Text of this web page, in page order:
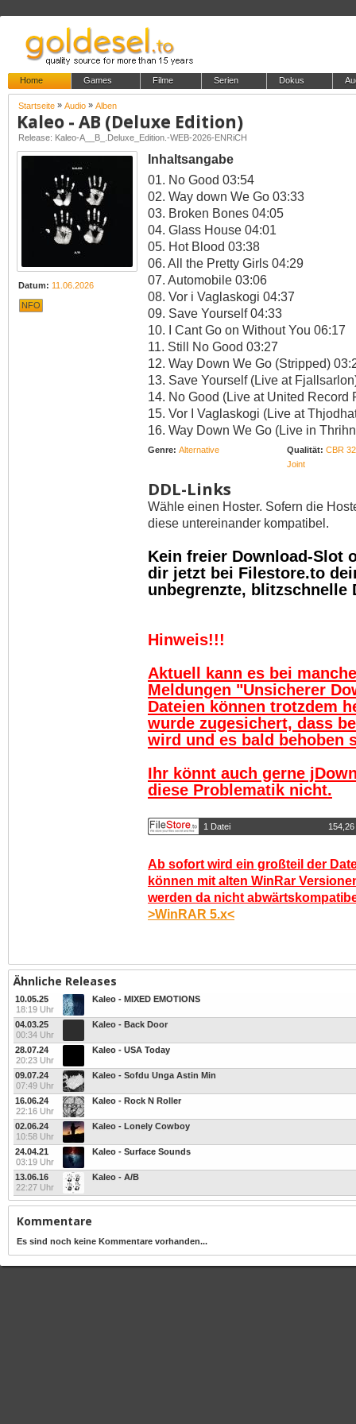
Home Games Filme Serien Dokus
Startseite » Audio » Alben
Kaleo - AB (Deluxe Edition)
Release: Kaleo-A__B_.Deluxe_Edition.-WEB-2026-ENRiCH
Datum: 11.06.2026
NFO
Inhaltsangabe
01. No Good 03:54
02. Way down We Go 03:33
03. Broken Bones 04:05
04. Glass House 04:01
05. Hot Blood 03:38
06. All the Pretty Girls 04:29
07. Automobile 03:06
08. Vor i Vaglaskogi 04:37
09. Save Yourself 04:33
10. I Cant Go on Without You 06:17
11. Still No Good 03:27
12. Way Down We Go (Stripped)
13. Save Yourself (Live at
14. No Good (Live at United Record
15. Vor I Vaglaskogi (Live at
16. Way Down We Go (Live in
Genre: Alternative Qualität: CBR
Joint
DDL-Links
Wähle einen Hoster. Sofern die
diese untereinander kompatibel.
Kein freier Download-Slot
dir jetzt bei Filestore.to
unbegrenzte, blitzschnelle
Hinweis!!!
Aktuell kann es bei
Meldungen "Unsicherer
Dateien können trotzdem
wurde zugesichert, dass
wird und es bald behoben
Ihr könnt auch gerne
diese Problematik nicht.
1 Datei
Ab sofort wird ein großteil der
können mit alten WinRar
werden da nicht
>WinRAR 5.x<
Ähnliche Releases
10.05.25
18:19 Uhr
Kaleo - MIXED EMOTIONS
04.03.25
00:34 Uhr
Kaleo - Back Door
28.07.24
20:23 Uhr
Kaleo - USA Today
09.07.24
07:49 Uhr
Kaleo - Sofdu Unga Astin Min
16.06.24
22:16 Uhr
Kaleo - Rock N Roller
02.06.24
10:58 Uhr
Kaleo - Lonely Cowboy
24.04.21
03:19 Uhr
Kaleo - Surface Sounds
13.06.16
22:27 Uhr
Kaleo - A/B
Kommentare
Es sind noch keine Kommentare vorhanden...